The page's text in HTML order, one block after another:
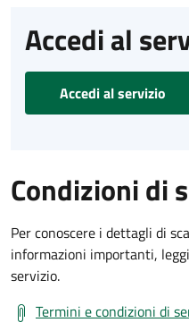
Accedi al
Accedi al servizio
Condizioni di
Per conoscere i dettagli di
informazioni importanti,
servizio.
Termini e condizioni di